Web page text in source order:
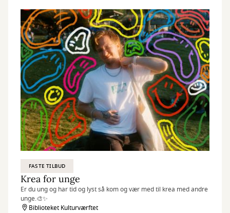
FASTE TILBUD
Krea for unge
Er du ung og har tid og lyst så kom og vær med til krea med andre
unge.🎨✨
Biblioteket Kulturværftet